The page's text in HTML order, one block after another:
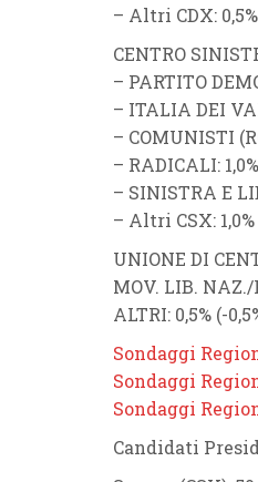
– Altri CDX:
CENTRO
– PARTITO
– ITALIA DEI
– COMUNISTI (
– RADICALI:
– SINISTRA E
– Altri CSX:
UNIONE DI
MOV. LIB. NAZ./
ALTRI: 0,5% (-
Sondaggi
Sondaggi
Sondaggi
Candidati